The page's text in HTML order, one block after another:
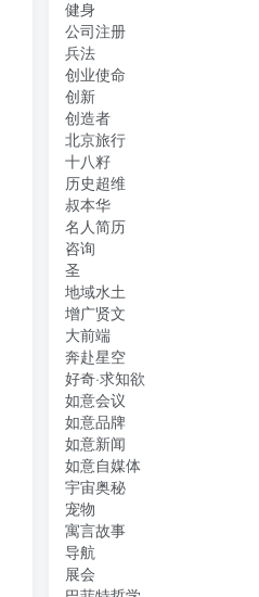
健身
公司注册
兵法
创业使命
创新
创造者
北京旅行
十八籽
历史超维
叔本华
名人简历
咨询
圣
地域水土
增广贤文
大前端
奔赴星空
好奇·求知欲
如意会议
如意品牌
如意新闻
如意自媒体
宇宙奥秘
宠物
寓言故事
导航
展会